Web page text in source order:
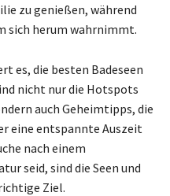
zu genießen, während
sich herum wahrnimmt.
es, die besten Badeseen
nicht nur die Hotspots
auch Geheimtipps, die
eine entspannte Auszeit
nach einem
seid, sind die Seen und
Ziel.